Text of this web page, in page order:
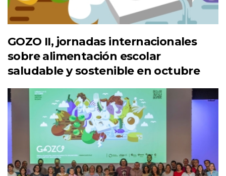
GOZO II, jornadas internacionales
sobre alimentación escolar
saludable y sostenible en octubre